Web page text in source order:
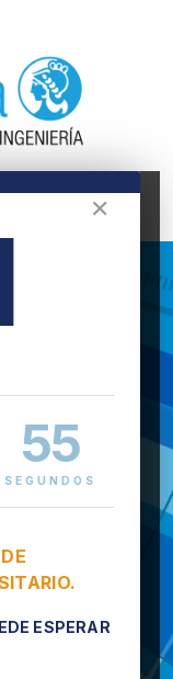
✕
56
SEGUNDOS
ESPERAR